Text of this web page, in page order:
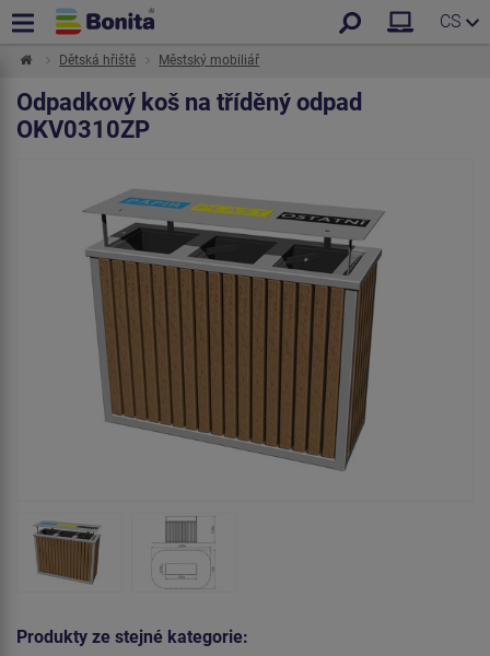
CS
Dětská hřiště Městský mobiliář
Odpadkový koš na tříděný odpad
OKV0310ZP
Produkty ze stejné kategorie: